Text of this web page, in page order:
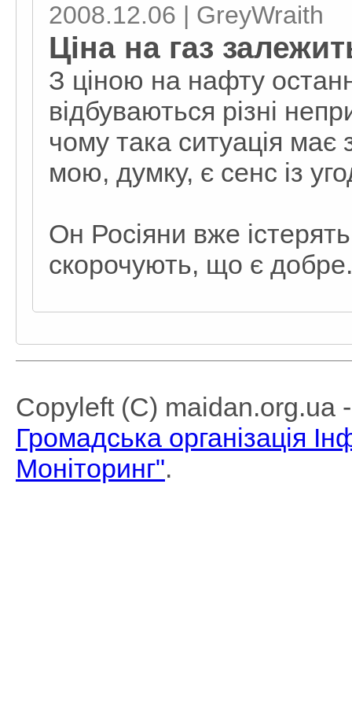
2008.12.06 | GreyWraith
Ціна на газ
З ціною на нафту
відбуваються різні
чому така ситуація має
мою, думку, є сенс із
Он Росіяни вже
скорочують, що є
Copyleft (C) maidan.org.ua
Громадська організація
Моніторинг".